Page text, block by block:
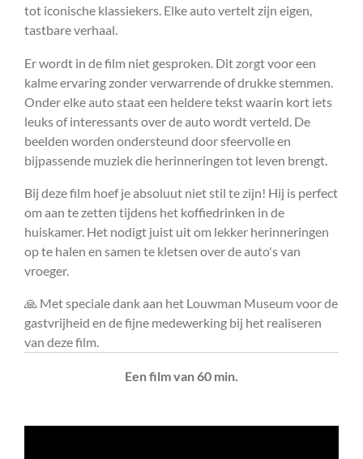
tot iconische klassiekers. Elke auto vertelt zijn eigen,
tastbare verhaal.
Er wordt in de film niet gesproken. Dit zorgt voor een
kalme ervaring zonder verwarrende of drukke stemmen.
Onder elke auto staat een heldere tekst waarin kort iets
leuks of interessants over de auto wordt verteld. De
beelden worden ondersteund door sfeervolle en
bijpassende muziek die herinneringen tot leven brengt.
Bij deze film hoef je absoluut niet stil te zijn! Hij is perfect
om aan te zetten tijdens het koffiedrinken in de
huiskamer. Het nodigt juist uit om lekker herinneringen
op te halen en samen te kletsen over de auto's van
vroeger.
🙏 Met speciale dank aan het Louwman Museum voor de
gastvrijheid en de fijne medewerking bij het realiseren
van deze film.
Een film van 60 min.